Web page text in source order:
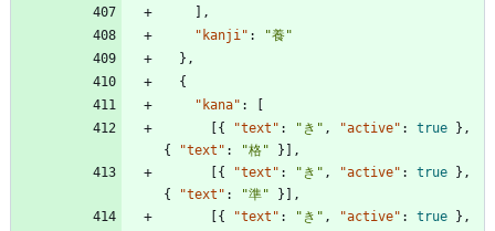
,
"kanji" :
"養"
} ,
{
"kana" :
{ "text" : "き" , "active" : true } ,
{
"text" : "格" }
,
{ "text" : "き" , "active" : true } ,
{
"text" : "準" }
,
{ "text" : "き" , "active" : true } ,